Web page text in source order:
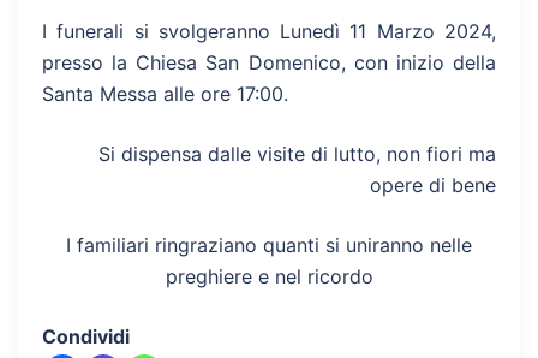
I funerali si svolgeranno Lunedì 11 Marzo 2024,
presso la Chiesa San Domenico, con inizio della
Santa Messa alle ore 17:00.
Si dispensa dalle visite di lutto, non fiori ma
opere di bene
I familiari ringraziano quanti si uniranno nelle
preghiere e nel ricordo
Condividi